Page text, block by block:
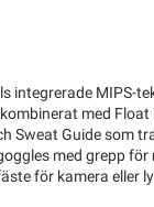
integrerade MIPS-
med Float
Sweat Guide som
med grepp för
för kamera eller